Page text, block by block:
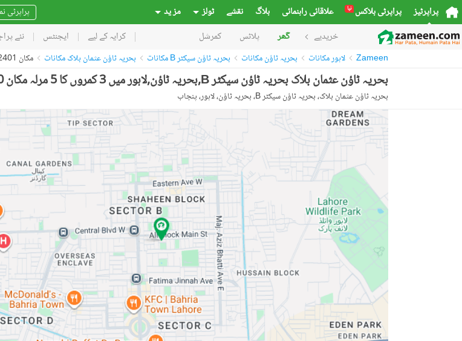
پراپرٹیز پراپرٹی بلاکس نیا علاقائی راہنمائی بلاگ نقشے ٹولز مز ید
خریدیے گھر پلاٹس کمرشل کرایہ کے لیے ایجنٹس نئے
Zameen لاہور مکانات بحریہ ٹاؤن مکانات بحریہ ٹاؤن سیکٹر B مکانات بحریہ ٹاؤن عثمان بلاک مکانات مکان 46932401
بحریہ ٹاؤن عثمان بلاک بحریہ ٹاؤن سیکٹر B,بحریہ ٹاؤن,لاہور میں 3 کمروں کا 5 مرلہ مکان 75.0 ہزار میں کرایہ پر دستیاب ہے۔
بحریہ ٹاؤن عثمان بلاک، بحریہ ٹاؤن سیکٹر B، بحریہ ٹاؤن، لاہور، پنجاب